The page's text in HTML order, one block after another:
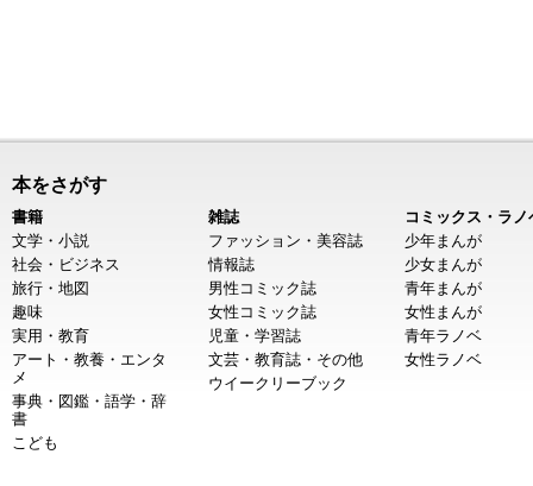
本をさがす
書籍
文学・小説
社会・ビジネス
旅行・地図
趣味
実用・教育
アート・教養・エンタ
メ
事典・図鑑・語学・辞
書
こども
雑誌
ファッション・美容誌
情報誌
男性コミック誌
女性コミック誌
児童・学習誌
文芸・教育誌・その他
ウイークリーブック
コミックス・ラノ
少年まんが
少女まんが
青年まんが
女性まんが
青年ラノベ
女性ラノベ